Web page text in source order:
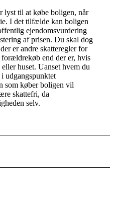
lyst til at købe boligen, når
I det tilfælde kan boligen
ejendomsvurdering
af prisen. Du skal dog
er andre skatteregler for
end der er, hvis
huset. Uanset hvem du
udgangspunktet
som køber boligen vil
skattefri, da
selv.